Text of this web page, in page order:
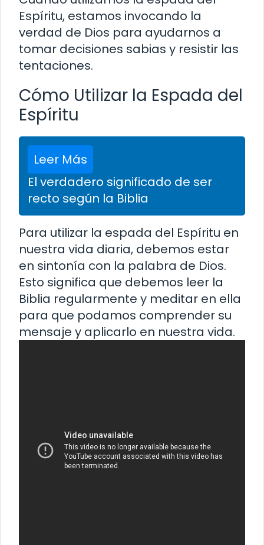
Espíritu, estamos invocando la
verdad de Dios para ayudarnos a
tomar decisiones sabias y resistir las
tentaciones.
Cómo Utilizar la Espada del
Espíritu
Leer Más
El verdadero significado de ser
recto según la Biblia
Para utilizar la espada del Espíritu en
nuestra vida diaria, debemos estar
en sintonía con la palabra de Dios.
Esto significa que debemos leer la
Biblia regularmente y meditar en ella
para que podamos comprender su
mensaje y aplicarlo en nuestra vida.